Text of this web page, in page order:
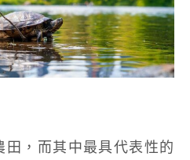
田，而其中最具代表性的